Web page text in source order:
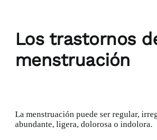
Los trastornos
menstruación
La menstruación puede ser regular,
abundante, ligera, dolorosa o indolora.